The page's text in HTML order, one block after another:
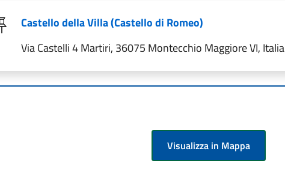
Castello della Villa (Castello di Romeo)
Via Castelli 4 Martiri, 36075 Montecchio Maggiore VI, Italia
Visualizza in Mappa